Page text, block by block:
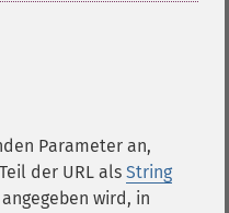
Parameter an,
der URL als String
angegeben wird, in